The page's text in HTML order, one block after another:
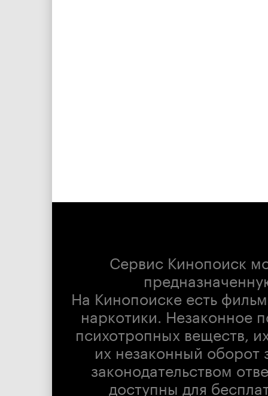
Сервис Кинопоиск
На Кинопоиске есть
наркотики. Незаконное
психотропных веществ,
их незаконный оборот
законодательством
доступны для